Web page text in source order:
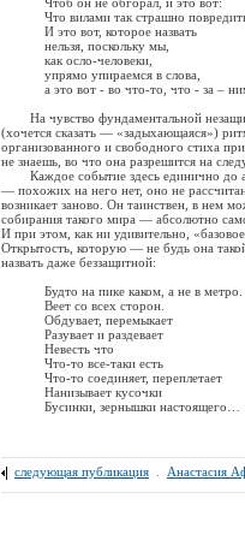
Что вилами так страшно
И это вот, которое назвать
нельзя, поскольку мы,
как осло-человеки,
упрямо упираемся в слова,
а это вот - во что-то, что - за –
На чувство фундаментальной
(хочется сказать — «задыхающаяся»)
организованного и свободного стиха
не знаешь, во что она разрешится на
Каждое событие здесь единично до
— похожих на него нет, оно не
возникает заново. Он таинствен, в нем
собирания такого мира — абсолютно
И при этом, как ни удивительно,
Открытость, которую — не будь она
назвать даже беззащитной:
Будто на пике каком, а не в метро.
Веет со всех сторон.
Обдувает, перемыкает
Разувает и раздевает
Невесть что
Что-то все-таки есть
Что-то соединяет, переплетает
Нанизывает кусочки
Бусинки, зернышки настоящего…
следующая публикация Анастасия